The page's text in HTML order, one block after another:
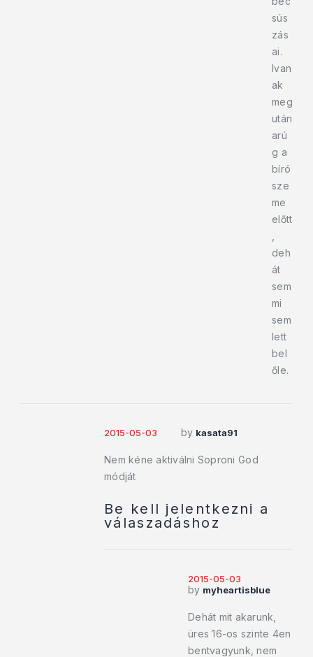
sús
zás
ai.
Ivan
ak
meg
után
arú
g a
bíró
sze
me
előtt
deh
át
sem
mi
sem
lett
bel
őle.
2015-05-03 by kasata91
Nem kéne aktiválni Soproni God
módját
Be kell jelentkezni a
válaszadáshoz
2015-05-03
by myheartisblue
Dehát mit akarunk,
üres 16-os szinte 4en
bentvagyunk, nem